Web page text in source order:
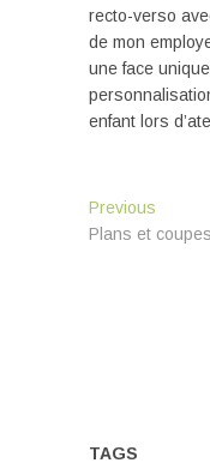
recto-verso
de mon
une face
enfant lors
de
Previous
post:
Plans et
TAGS